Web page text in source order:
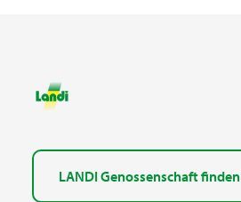
LANDI Genossenschaft finden